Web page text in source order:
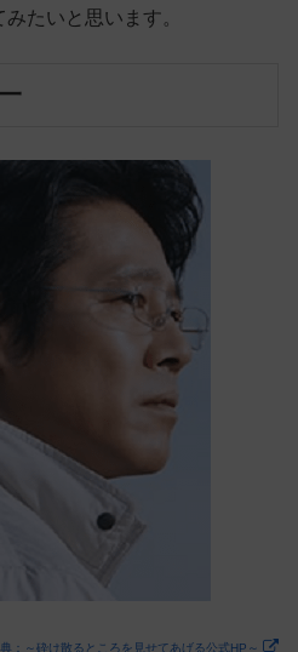
たいと思います。
：～砕け散るところを見せてあげる公式HP～